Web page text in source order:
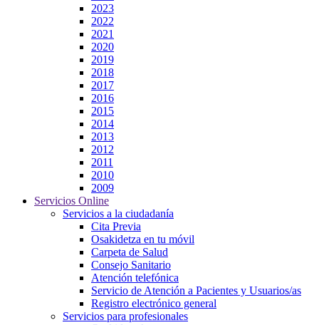
2023
2022
2021
2020
2019
2018
2017
2016
2015
2014
2013
2012
2011
2010
2009
Servicios Online
Servicios a la ciudadanía
Cita Previa
Osakidetza en tu móvil
Carpeta de Salud
Consejo Sanitario
Atención telefónica
Servicio de Atención a Pacientes y Usuarios/as
Registro electrónico general
Servicios para profesionales